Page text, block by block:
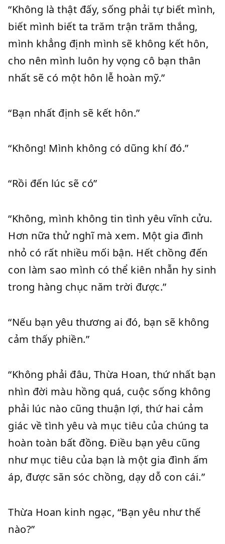
“Không là thật đấy, sống phải tự biết mình,
biết mình biết ta trăm trận trăm thắng,
mình khẳng định mình sẽ không kết hôn,
cho nên mình luôn hy vọng cô bạn thân
nhất sẽ có một hôn lễ hoàn mỹ.”
“Bạn nhất định sẽ kết hôn.”
“Không! Mình không có dũng khí đó.”
“Rồi đến lúc sẽ có”
“Không, mình không tin tình yêu vĩnh cửu.
Hơn nữa thử nghĩ mà xem. Một gia đình
nhỏ có rất nhiều mối bận. Hết chồng đến
con làm sao mình có thể kiên nhẫn hy sinh
trong hàng chục năm trời được.”
“Nếu bạn yêu thương ai đó, bạn sẽ không
cảm thấy phiền.”
“Không phải đâu, Thừa Hoan, thứ nhất bạn
nhìn đời màu hồng quá, cuộc sống không
phải lúc nào cũng thuận lợi, thứ hai cảm
giác về tình yêu và mục tiêu của chúng ta
hoàn toàn bất đồng. Điều bạn yêu cũng
như mục tiêu của bạn là một gia đình ấm
áp, được săn sóc chồng, dạy dỗ con cái.”
Thừa Hoan kinh ngạc, “Bạn yêu như thế
nào?”